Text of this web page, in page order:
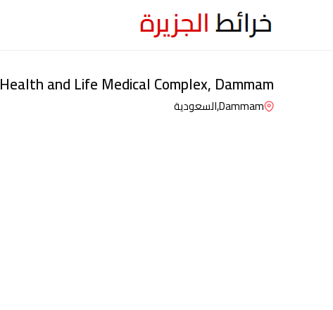
Health and Life Medical Complex, Dammam
Dammam,السعودية